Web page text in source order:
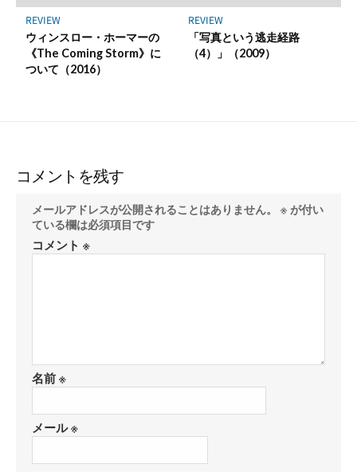
REVIEW
ウィンスロー・ホーマーの
《The Coming Storm》に
ついて（2016）
REVIEW
「写真という逃走経路
（4）」（2009）
コメントを残す
メールアドレスが公開されることはありません。
※が付い
ている欄は必須項目です
コメント ※
名前※
メール※